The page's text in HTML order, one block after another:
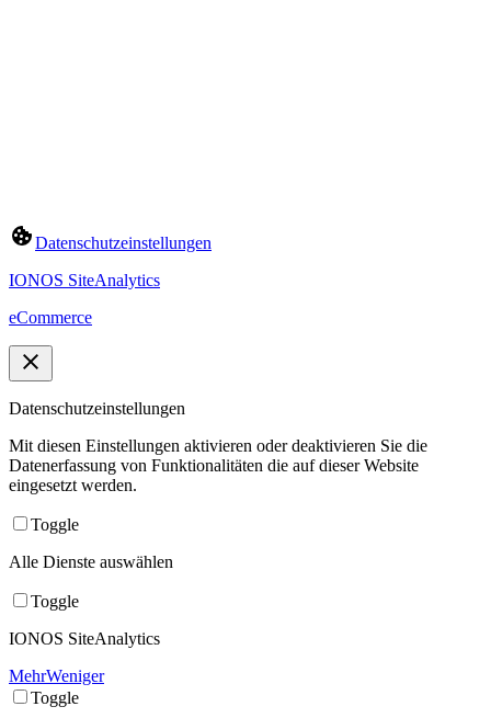
Datenschutzeinstellungen
IONOS SiteAnalytics
eCommerce
Datenschutzeinstellungen
Mit diesen Einstellungen aktivieren oder deaktivieren Sie die
Datenerfassung von Funktionalitäten die auf dieser Website
eingesetzt werden.
Toggle
Alle Dienste auswählen
Toggle
IONOS SiteAnalytics
MehrWeniger
Toggle